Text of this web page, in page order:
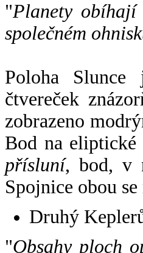
"Planety obíhají
společném
Poloha Slunce
čtvereček
zobrazeno
Bod na
přísluní, bod, v
Spojnice obou
Druhý
"Obsahy ploch